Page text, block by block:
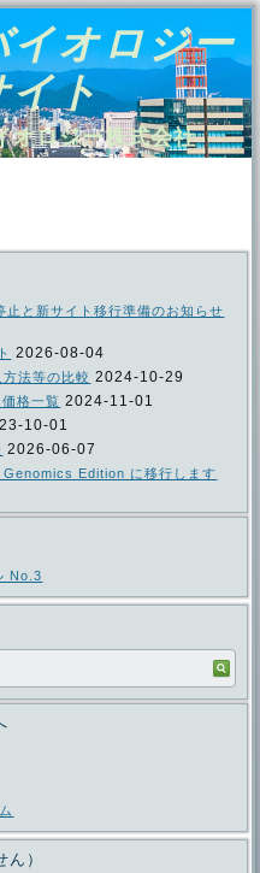
オロジー
イト
オロジー株式会社
と新サイト移行準備のお知らせ
2026-08-04
法等の比較 2024-10-29
格一覧 2024-11-01
10-01
2026-06-07
Edition に移行します
No.3
）